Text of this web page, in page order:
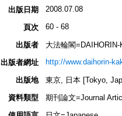
出版日期 2008.07.08
頁次 60 - 68
出版者
大法輪閣=DAIHORIN-
出版者網址
http://www.daihorin-
出版地
東京, 日本 [Tokyo,
資料類型
期刊論文=Journal